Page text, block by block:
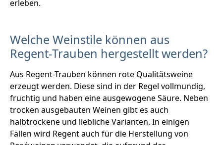
erleben.
Welche Weinstile können aus
Regent-Trauben hergestellt werden?
Aus Regent-Trauben können rote Qualitätsweine
erzeugt werden. Diese sind in der Regel vollmundig,
fruchtig und haben eine ausgewogene Säure. Neben
trocken ausgebauten Weinen gibt es auch
halbtrockene und liebliche Varianten. In einigen
Fällen wird Regent auch für die Herstellung von